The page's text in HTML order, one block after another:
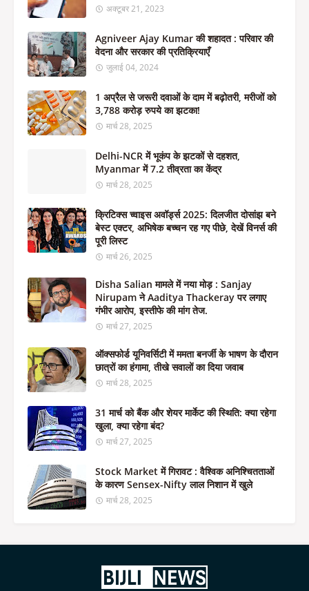
अक्टूबर 21, 2023
Agniveer Ajay Kumar की शहादत : परिवार की
वेदना और सरकार की प्रतिक्रियाएँ
जुलाई 04, 2024
1 अप्रैल से जरूरी दवाओं के दाम में बढ़ोतरी, मरीजों को
3,788 करोड़ रुपये का झटका!
मार्च 28, 2025
Delhi-NCR में भूकंप के झटकों से दहशत,
Myanmar में 7.2 तीव्रता का केंद्र
मार्च 28, 2025
क्रिटिक्स च्वाइस अवॉर्ड्स 2025: दिलजीत दोसांझ बने
बेस्ट एक्टर, अभिषेक बच्चन रह गए पीछे, देखें विनर्स की
पूरी लिस्ट
मार्च 26, 2025
Disha Salian मामले में नया मोड़ : Sanjay
Nirupam ने Aaditya Thackeray पर लगाए
गंभीर आरोप, इस्तीफे की मांग तेज.
मार्च 27, 2025
ऑक्सफोर्ड यूनिवर्सिटी में ममता बनर्जी के भाषण के दौरान
छात्रों का हंगामा, तीखे सवालों का दिया जवाब
मार्च 28, 2025
31 मार्च को बैंक और शेयर मार्केट की स्थिति: क्या रहेगा
खुला, क्या रहेगा बंद?
मार्च 27, 2025
Stock Market में गिरावट : वैश्विक अनिश्चितताओं
के कारण Sensex-Nifty लाल निशान में खुले
मार्च 28, 2025